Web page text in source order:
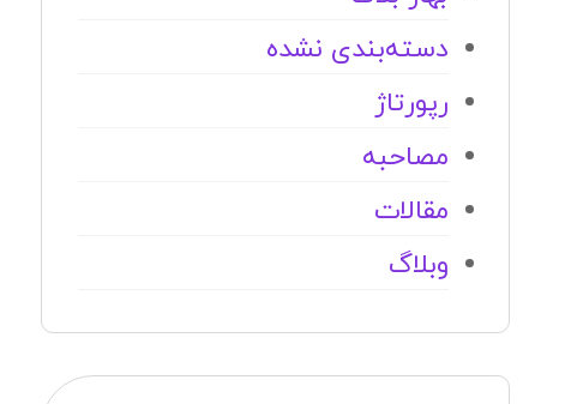
دسته‌بندی نشده
رپورتاژ
مصاحبه
مقالات
وبلاگ